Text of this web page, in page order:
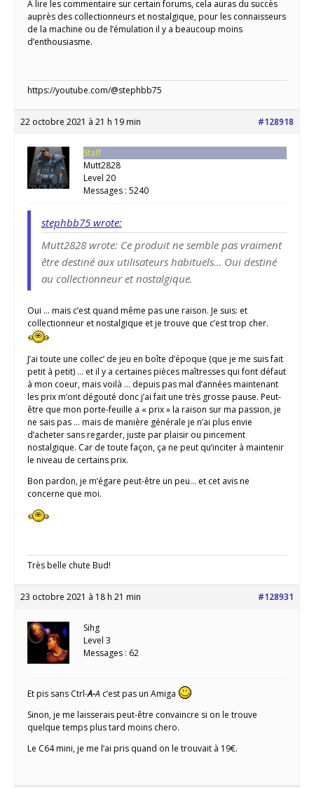
A lire les commentaire sur certain forums, cela auras du succès
auprès des collectionneurs et nostalgique, pour les connaisseurs
de la machine ou de l’émulation il y a beaucoup moins
d’enthousiasme.
https://youtube.com/@stephbb75
22 octobre 2021 à 21 h 19 min #128918
Staff
Mutt2828
Level 20
Messages : 5240
stephbb75 wrote:
Mutt2828 wrote: Ce produit ne semble pas vraiment
être destiné aux utilisateurs habituels… Oui destiné
au collectionneur et nostalgique.
Oui … mais c’est quand même pas une raison. Je suis: et
collectionneur et nostalgique et je trouve que c’est trop cher.
J’ai toute une collec’ de jeu en boîte d’époque (que je me suis fait
petit à petit) … et il y a certaines pièces maîtresses qui font défaut
à mon coeur, mais voilà … depuis pas mal d’années maintenant
les prix m’ont dégouté donc j’ai fait une très grosse pause. Peut-
être que mon porte-feuille a « prix » la raison sur ma passion, je
ne sais pas … mais de manière générale je n’ai plus envie
d’acheter sans regarder, juste par plaisir ou pincement
nostalgique. Car de toute façon, ça ne peut qu’inciter à maintenir
le niveau de certains prix.
Bon pardon, je m’égare peut-être un peu… et cet avis ne
concerne que moi.
Très belle chute Bud!
23 octobre 2021 à 18 h 21 min #128931
Sihg
Level 3
Messages : 62
Et pis sans Ctrl-A-A c’est pas un Amiga
Sinon, je me laisserais peut-être convaincre si on le trouve
quelque temps plus tard moins chero.
Le C64 mini, je me l’ai pris quand on le trouvait à 19€.